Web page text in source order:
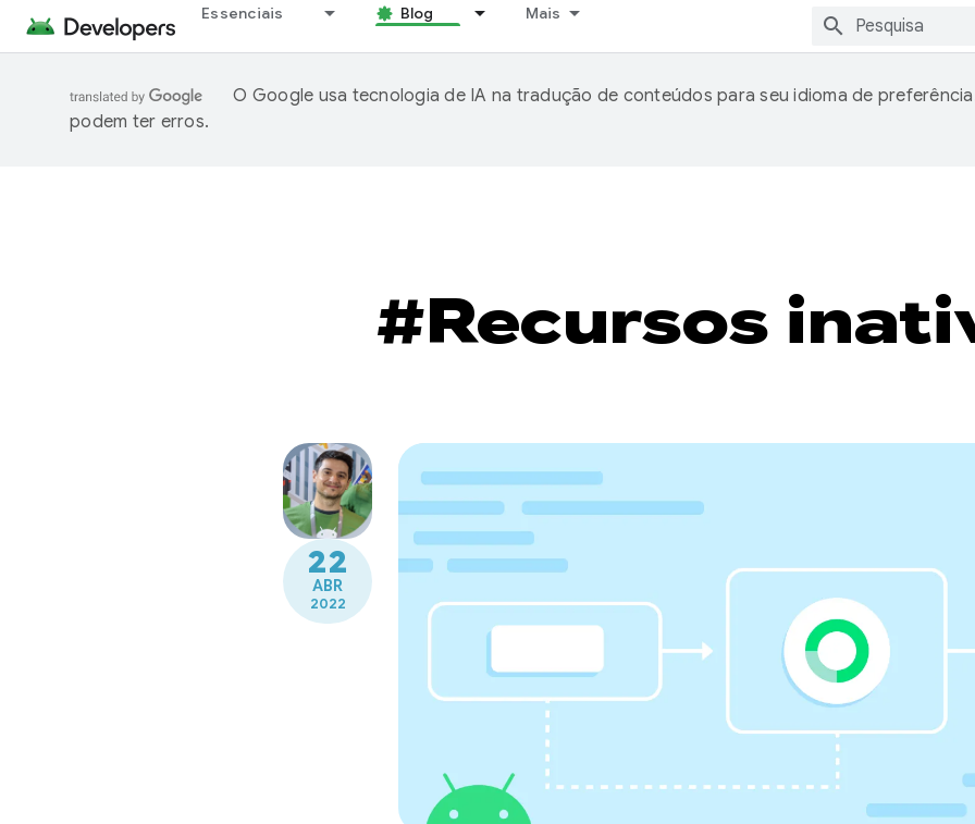
Essenciais Blog Mais
O Google usa tecnologia de IA na tradução de conteúdos para seu idioma de
podem ter erros.
#Recursos
22
ABR
2022